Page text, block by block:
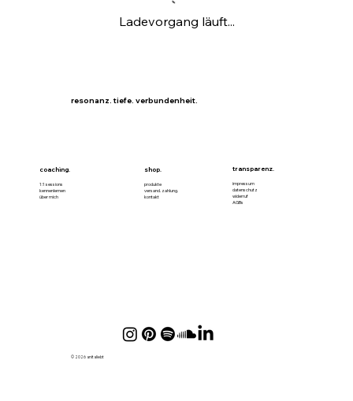
Ladevorgang läuft...
resonanz. tiefe. verbundenheit.
coaching.
1:1 sessions
kennenlernen
über mich
shop.
produkte
versand. zahlung.
kontakt
transparenz.
impressum
datenschutz
widerruf
AGBs
© 2026 anitaliebt